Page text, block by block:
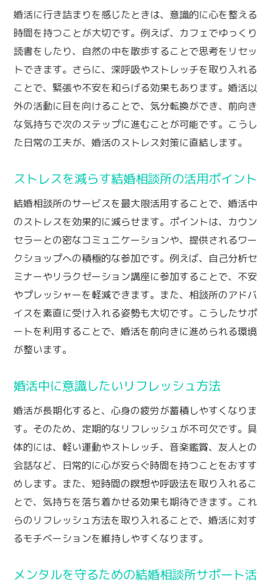
婚活に行き詰まりを感じたときは、意識的に心を整える
時間を持つことが大切です。例えば、カフェでゆっくり
読書をしたり、自然の中を散歩することで思考をリセッ
トできます。さらに、深呼吸やストレッチを取り入れる
ことで、緊張や不安を和らげる効果もあります。婚活以
外の活動に目を向けることで、気分転換ができ、前向き
な気持ちで次のステップに進むことが可能です。こうし
た日常の工夫が、婚活のストレス対策に直結します。
ストレスを減らす結婚相談所の活用ポイント
結婚相談所のサービスを最大限活用することで、婚活中
のストレスを効果的に減らせます。ポイントは、カウン
セラーとの密なコミュニケーションや、提供されるワー
クショップへの積極的な参加です。例えば、自己分析セ
ミナーやリラクゼーション講座に参加することで、不安
やプレッシャーを軽減できます。また、相談所のアドバ
イスを素直に受け入れる姿勢も大切です。こうしたサポ
ートを利用することで、婚活を前向きに進められる環境
が整います。
婚活中に意識したいリフレッシュ方法
婚活が長期化すると、心身の疲労が蓄積しやすくなりま
す。そのため、定期的なリフレッシュが不可欠です。具
体的には、軽い運動やストレッチ、音楽鑑賞、友人との
会話など、日常的に心が安らぐ時間を持つことをおすす
めします。また、短時間の瞑想や呼吸法を取り入れるこ
とで、気持ちを落ち着かせる効果も期待できます。これ
らのリフレッシュ方法を取り入れることで、婚活に対す
るモチベーションを維持しやすくなります。
メンタルを守るための結婚相談所サポート活